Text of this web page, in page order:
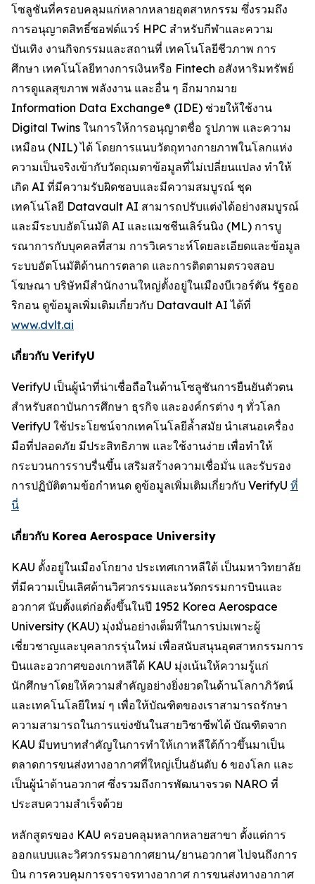
โซลูชันที่ครอบคลุมแก่หลากหลายอุตสาหกรรม ซึ่งรวมถึง
การอนุญาตสิทธิ์ซอฟต์แวร์ HPC สำหรับกีฬาและความ
บันเทิง งานกิจกรรมและสถานที่ เทคโนโลยีชีวภาพ การ
ศึกษา เทคโนโลยีทางการเงินหรือ Fintech อสังหาริมทรัพย์
การดูแลสุขภาพ พลังงาน และอื่น ๆ อีกมากมาย
Information Data Exchange® (IDE) ช่วยให้ใช้งาน
Digital Twins ในการให้การอนุญาตชื่อ รูปภาพ และความ
เหมือน (NIL) ได้ โดยการแนบวัตถุทางกายภาพในโลกแห่ง
ความเป็นจริงเข้ากับวัตถุเมตาข้อมูลที่ไม่เปลี่ยนแปลง ทำให้
เกิด AI ที่มีความรับผิดชอบและมีความสมบูรณ์ ชุด
เทคโนโลยี Datavault AI สามารถปรับแต่งได้อย่างสมบูรณ์
และมีระบบอัตโนมัติ AI และแมชชีนเลิร์นนิง (ML) การบู
รณาการกับบุคคลที่สาม การวิเคราะห์โดยละเอียดและข้อมูล
ระบบอัตโนมัติด้านการตลาด และการติดตามตรวจสอบ
โฆษณา บริษัทมีสำนักงานใหญ่ตั้งอยู่ในเมืองบีเวอร์ตัน รัฐออ
ริกอน ดูข้อมูลเพิ่มเติมเกี่ยวกับ Datavault AI ได้ที่
www.dvlt.ai
เกี่ยวกับ VerifyU
VerifyU เป็นผู้นำที่น่าเชื่อถือในด้านโซลูชันการยืนยันตัวตน
สำหรับสถาบันการศึกษา ธุรกิจ และองค์กรต่าง ๆ ทั่วโลก
VerifyU ใช้ประโยชน์จากเทคโนโลยีล้ำสมัย นำเสนอเครื่อง
มือที่ปลอดภัย มีประสิทธิภาพ และใช้งานง่าย เพื่อทำให้
กระบวนการราบรื่นขึ้น เสริมสร้างความเชื่อมั่น และรับรอง
การปฏิบัติตามข้อกำหนด ดูข้อมูลเพิ่มเติมเกี่ยวกับ VerifyU ที่
นี่
เกี่ยวกับ Korea Aerospace University
KAU ตั้งอยู่ในเมืองโกยาง ประเทศเกาหลีใต้ เป็นมหาวิทยาลัย
ที่มีความเป็นเลิศด้านวิศวกรรมและนวัตกรรมการบินและ
อวกาศ นับตั้งแต่ก่อตั้งขึ้นในปี 1952 Korea Aerospace
University (KAU) มุ่งมั่นอย่างเต็มที่ในการบ่มเพาะผู้
เชี่ยวชาญและบุคลากรรุ่นใหม่ เพื่อสนับสนุนอุตสาหกรรมการ
บินและอวกาศของเกาหลีใต้ KAU มุ่งเน้นให้ความรู้แก่
นักศึกษาโดยให้ความสำคัญอย่างยิ่งยวดในด้านโลกาภิวัตน์
และเทคโนโลยีใหม่ ๆ เพื่อให้บัณฑิตของเราสามารถรักษา
ความสามารถในการแข่งขันในสายวิชาชีพได้ บัณฑิตจาก
KAU มีบทบาทสำคัญในการทำให้เกาหลีใต้ก้าวขึ้นมาเป็น
ตลาดการขนส่งทางอากาศที่ใหญ่เป็นอันดับ 6 ของโลก และ
เป็นผู้นำด้านอวกาศ ซึ่งรวมถึงการพัฒนาจรวด NARO ที่
ประสบความสำเร็จด้วย
หลักสูตรของ KAU ครอบคลุมหลากหลายสาขา ตั้งแต่การ
ออกแบบและวิศวกรรมอากาศยาน/ยานอวกาศ ไปจนถึงการ
บิน การควบคุมการจราจรทางอากาศ การขนส่งทางอากาศ